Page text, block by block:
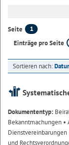
Seite
1
Einträge pro Seite
Sortieren nach:
Dokumententyp:
Bekanntmachungen •
Dienstvereinbarungen
und